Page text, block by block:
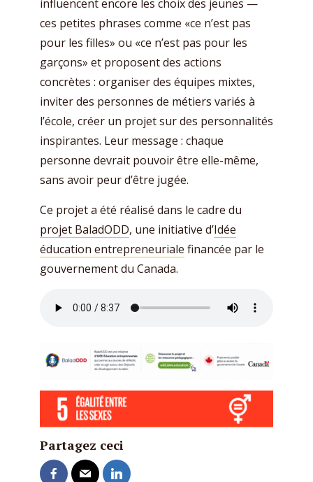
influencent encore les choix des jeunes —
ces petites phrases comme «ce n’est pas
pour les filles» ou «ce n’est pas pour les
garçons» et proposent des actions
concrètes : organiser des équipes mixtes,
inviter des personnes de métiers variés à
l’école, créer un projet sur des personnalités
inspirantes. Leur message : chaque
personne devrait pouvoir être elle-même,
sans avoir peur d’être jugée.
Ce projet a été réalisé dans le cadre du
projet BaladODD, une initiative d’Idée
éducation entrepreneuriale financée par le
gouvernement du Canada.
Partagez ceci